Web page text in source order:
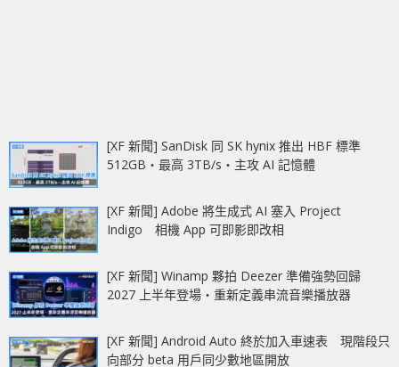
[XF 新聞] SanDisk 同 SK hynix 推出 HBF 標準
512GB‧最高 3TB/s‧主攻 AI 記憶體
[XF 新聞] Adobe 將生成式 AI 塞入 Project
Indigo 相機 App 可即影即改相
[XF 新聞] Winamp 夥拍 Deezer 準備強勢回歸
2027 上半年登場‧重新定義串流音樂播放器
[XF 新聞] Android Auto 終於加入車速表 現階段只
向部分 beta 用戶同少數地區開放